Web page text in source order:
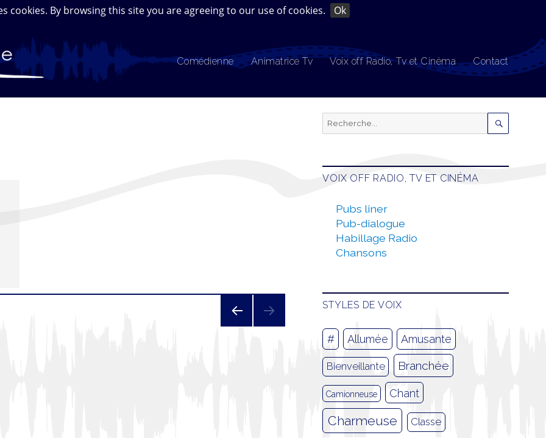
cookies. By browsing this site you are agreeing to our use of cookies. Ok
Comédienne Animatrice Tv Voix off Radio, Tv et Cinéma Contact
Recherche
pour :
VOIX OFF RADIO, TV ET CINÉMA
Pubs liner
Pub-dialogue
Habillage Radio
Chansons
STYLES DE VOIX
# Allumée Amusante
Bienveillante Branchée
Camionneuse Chant
Charmeuse Classe